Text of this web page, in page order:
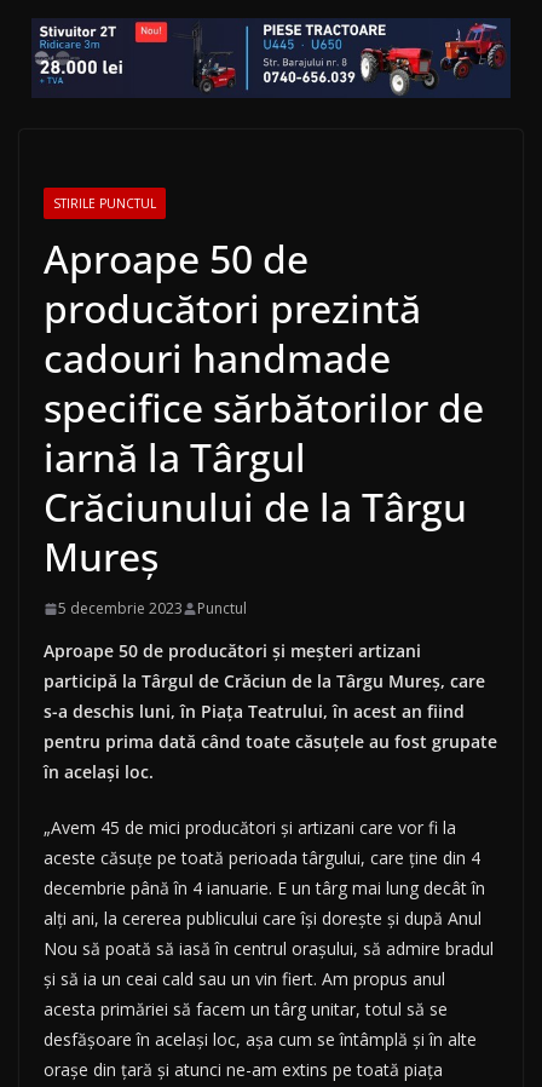
STIRILE PUNCTUL
Aproape 50 de
producători prezintă
cadouri handmade
specifice sărbătorilor de
iarnă la Târgul
Crăciunului de la Târgu
Mureş
5 decembrie 2023 Punctul
Aproape 50 de producători şi meşteri artizani
participă la Târgul de Crăciun de la Târgu Mureş, care
s-a deschis luni, în Piaţa Teatrului, în acest an fiind
pentru prima dată când toate căsuţele au fost grupate
în acelaşi loc.
„Avem 45 de mici producători şi artizani care vor fi la
aceste căsuţe pe toată perioada târgului, care ţine din 4
decembrie până în 4 ianuarie. E un târg mai lung decât în
alţi ani, la cererea publicului care îşi doreşte şi după Anul
Nou să poată să iasă în centrul oraşului, să admire bradul
şi să ia un ceai cald sau un vin fiert. Am propus anul
acesta primăriei să facem un târg unitar, totul să se
desfăşoare în acelaşi loc, aşa cum se întâmplă şi în alte
oraşe din ţară şi atunci ne-am extins pe toată piaţa